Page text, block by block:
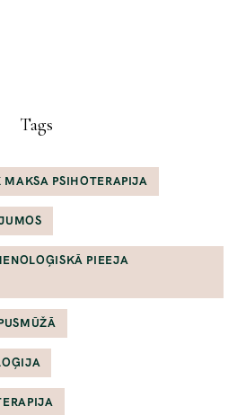
Tags
MAKSA PSIHOTERAPIJA
PIEEJA